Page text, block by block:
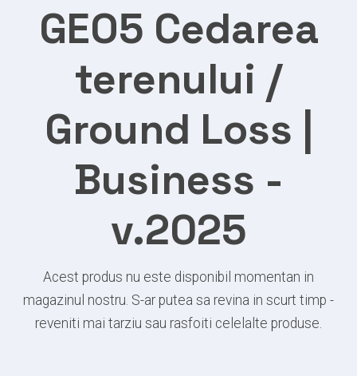
GEO5 Cedarea
terenului /
Ground Loss |
Business -
v.2025
Acest produs nu este disponibil momentan in
magazinul nostru. S-ar putea sa revina in scurt timp -
reveniti mai tarziu sau rasfoiti celelalte produse.